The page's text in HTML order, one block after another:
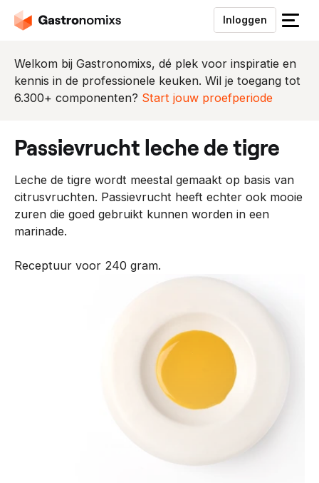
Inloggen
S
u
i
t
e
n
Welkom bij Gastronomixs, dé plek voor inspiratie en
kennis in de professionele keuken. Wil je toegang tot
6.300+ componenten? Start jouw proefperiode
passievrucht leche de tigre
Leche de tigre wordt meestal gemaakt op basis van
citrusvruchten. Passievrucht heeft echter ook mooie
zuren die goed gebruikt kunnen worden in een
marinade.
Receptuur voor 240 gram.